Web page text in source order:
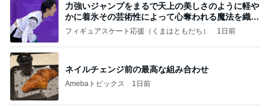
力強いジャンプをまるで天上の美しさのように軽や
かに着氷その芸術性によって心奪われる魔法を織り
なす
フィギュアスケート応援（くまはともだち） 1日前
ネイルチェンジ前の最高な組み合わせ
Amebaトピックス 1日前